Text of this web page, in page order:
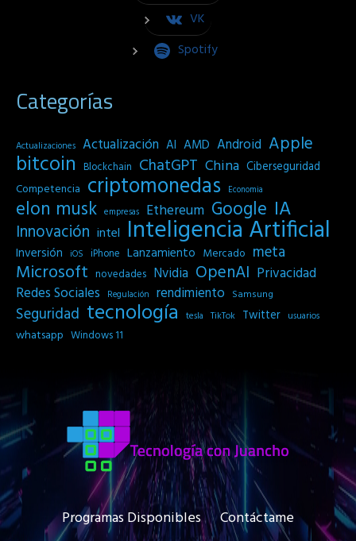
VK
Spotify
Categorías
Actualizaciones Actualización AI AMD Android Apple
bitcoin Blockchain ChatGPT China Ciberseguridad
Competencia criptomonedas Economia
elon musk empresas Ethereum Google IA
Innovación intel Inteligencia Artificial
Inversión iOS iPhone Lanzamiento Mercado meta
Microsoft novedades Nvidia OpenAI Privacidad
Redes Sociales
Regulación rendimiento Samsung
Seguridad tecnología tesla TikTok Twitter usuarios
whatsapp Windows 11
Programas Disponibles Contáctame